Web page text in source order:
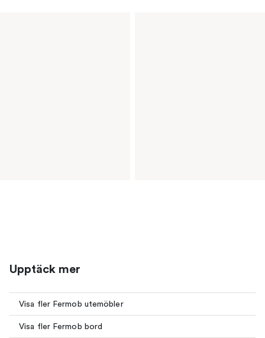
Upptäck mer
Visa fler Fermob utemöbler
Visa fler Fermob bord